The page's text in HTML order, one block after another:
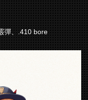
彈、.410 bore